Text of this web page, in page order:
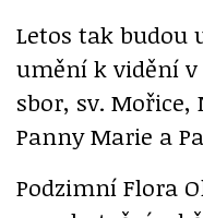
Letos tak budou
umění k vidění v
sbor, sv. Mořice,
Panny Marie a
Podzimní Flora